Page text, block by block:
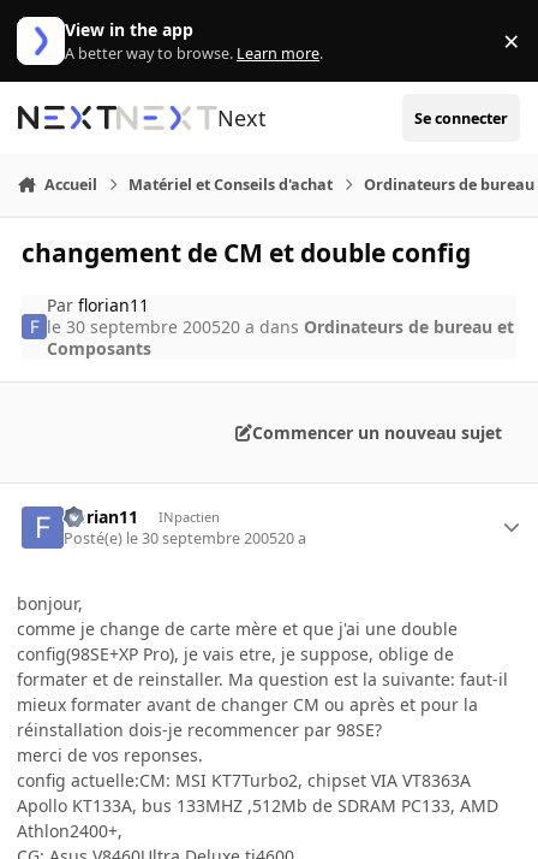
Aller au contenu
View in the app
A better way to browse. Learn more. ×
Next Se connecter
Accueil Matériel et Conseils d'achat Ordinateurs de bureau
changement de CM et double config
Parflorian11
le 30 septembre 200520 a dans Ordinateurs de bureau et
Composants
Commencer un nouveau sujet
florian11 INpactien
Posté(e) le 30 septembre 200520 a
bonjour,
comme je change de carte mère et que j'ai une double
config(98SE+XP Pro), je vais etre, je suppose, oblige de
formater et de reinstaller. Ma question est la suivante: faut-il
mieux formater avant de changer CM ou après et pour la
réinstallation dois-je recommencer par 98SE?
merci de vos reponses.
config actuelle:CM: MSI KT7Turbo2, chipset VIA VT8363A
Apollo KT133A, bus 133MHZ ,512Mb de SDRAM PC133, AMD
Athlon2400+,